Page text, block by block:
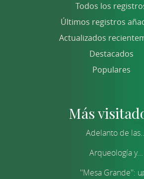
Todos los
Últimos registros
Actualizados
Destacados
Populares
Más
Adelanto de
Arqueología y...
''Mesa Grande'':